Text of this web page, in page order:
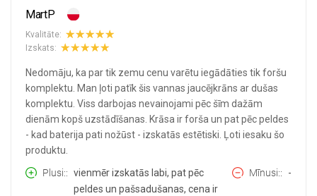
MartP
Kvalitāte:
Izskats:
Nedomāju, ka par tik zemu cenu varētu iegādāties tik foršu
komplektu. Man ļoti patīk šis vannas jaucējkrāns ar dušas
komplektu. Viss darbojas nevainojami pēc šīm dažām
dienām kopš uzstādīšanas. Krāsa ir forša un pat pēc peldes
- kad baterija pati nožūst - izskatās estētiski. Ļoti iesaku šo
produktu.
Plusi:
vienmēr izskatās labi, pat pēc
peldes un pašsadušanas, cena ir
Mīnusi: -